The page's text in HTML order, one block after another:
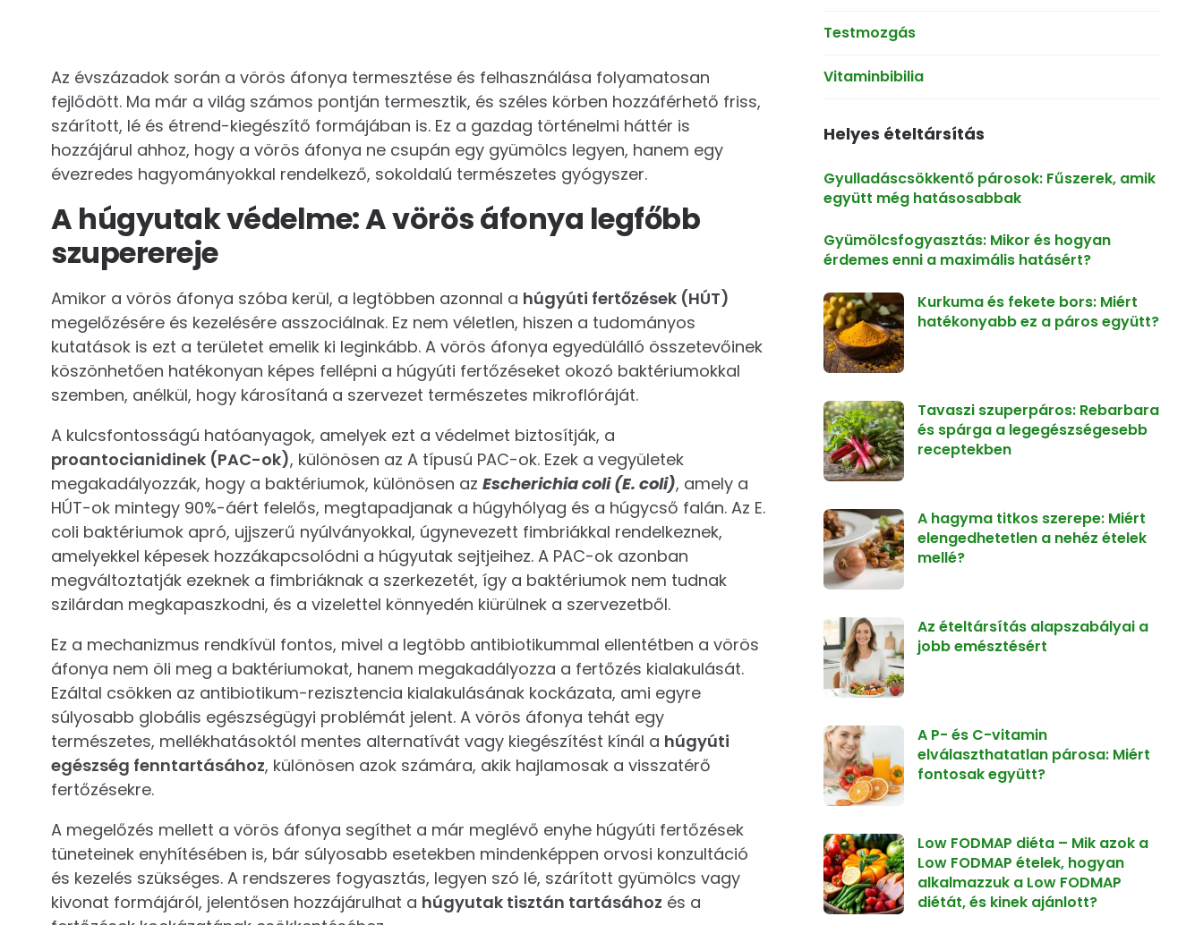
Az évszázadok során a vörös áfonya termesztése és felhasználása folyamatosan
fejlődött. Ma már a világ számos pontján termesztik, és széles körben hozzáférhető friss,
szárított, lé és étrend-kiegészítő formájában is. Ez a gazdag történelmi háttér is
hozzájárul ahhoz, hogy a vörös áfonya ne csupán egy gyümölcs legyen, hanem egy
évezredes hagyományokkal rendelkező, sokoldalú természetes gyógyszer.
A húgyutak védelme: A vörös áfonya legfőbb
szuperereje
Amikor a vörös áfonya szóba kerül, a legtöbben azonnal a húgyúti fertőzések (HÚT)
megelőzésére és kezelésére asszociálnak. Ez nem véletlen, hiszen a tudományos
kutatások is ezt a területet emelik ki leginkább. A vörös áfonya egyedülálló összetevőinek
köszönhetően hatékonyan képes fellépni a húgyúti fertőzéseket okozó baktériumokkal
szemben, anélkül, hogy károsítaná a szervezet természetes mikroflóráját.
A kulcsfontosságú hatóanyagok, amelyek ezt a védelmet biztosítják, a
proantocianidinek (PAC-ok), különösen az A típusú PAC-ok. Ezek a vegyületek
megakadályozzák, hogy a baktériumok, különösen azEscherichia coli (E. coli), amely a
HÚT-ok mintegy 90%-áért felelős, megtapadjanak a húgyhólyag és a húgycső falán. Az E.
coli baktériumok apró, ujjszerű nyúlványokkal, úgynevezett fimbriákkal rendelkeznek,
amelyekkel képesek hozzákapcsolódni a húgyutak sejtjeihez. A PAC-ok azonban
megváltoztatják ezeknek a fimbriáknak a szerkezetét, így a baktériumok nem tudnak
szilárdan megkapaszkodni, és a vizelettel könnyedén kiürülnek a szervezetből.
Ez a mechanizmus rendkívül fontos, mivel a legtöbb antibiotikummal ellentétben a vörös
áfonya nem öli meg a baktériumokat, hanem megakadályozza a fertőzés kialakulását.
Ezáltal csökken az antibiotikum-rezisztencia kialakulásának kockázata, ami egyre
súlyosabb globális egészségügyi problémát jelent. A vörös áfonya tehát egy
természetes, mellékhatásoktól mentes alternatívát vagy kiegészítést kínál a húgyúti
egészség fenntartásához, különösen azok számára, akik hajlamosak a visszatérő
fertőzésekre.
A megelőzés mellett a vörös áfonya segíthet a már meglévő enyhe húgyúti fertőzések
tüneteinek enyhítésében is, bár súlyosabb esetekben mindenképpen orvosi konzultáció
és kezelés szükséges. A rendszeres fogyasztás, legyen szó lé, szárított gyümölcs vagy
kivonat formájáról, jelentősen hozzájárulhat a húgyutak tisztán tartásához és a
Testmozgás
Vitaminbibilia
Helyes ételtársítás
Gyulladáscsökkentő párosok: Fűszerek, amik
együtt még hatásosabbak
Gyümölcsfogyasztás: Mikor és hogyan
érdemes enni a maximális hatásért?
Kurkuma és fekete bors: Miért
hatékonyabb ez a páros együtt?
Tavaszi szuperpáros: Rebarbara
és spárga a legegészségesebb
receptekben
A hagyma titkos szerepe: Miért
elengedhetetlen a nehéz ételek
mellé?
Az ételtársítás alapszabályai a
jobb emésztésért
A P- és C-vitamin
elválaszthatatlan párosa: Miért
fontosak együtt?
Low FODMAP diéta – Mik azok a
Low FODMAP ételek, hogyan
alkalmazzuk a Low FODMAP
diétát, és kinek ajánlott?